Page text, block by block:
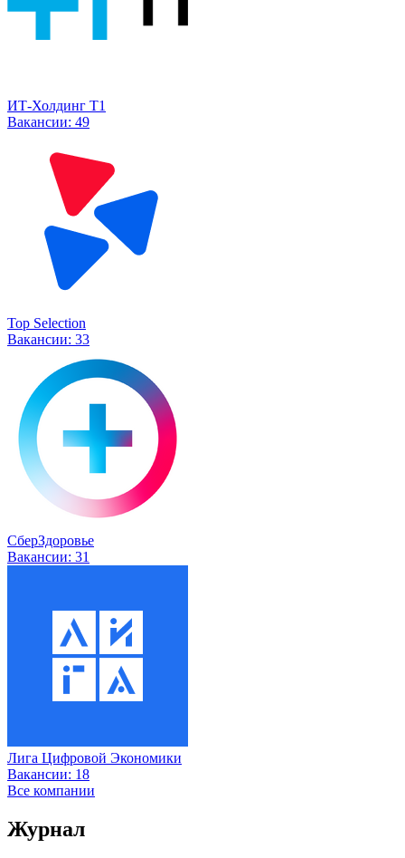
ИТ-Холдинг Т1
Вакансии: 49
Top Selection
Вакансии: 33
СберЗдоровье
Вакансии: 31
Лига Цифровой Экономики
Вакансии: 18
Все компании
Журнал